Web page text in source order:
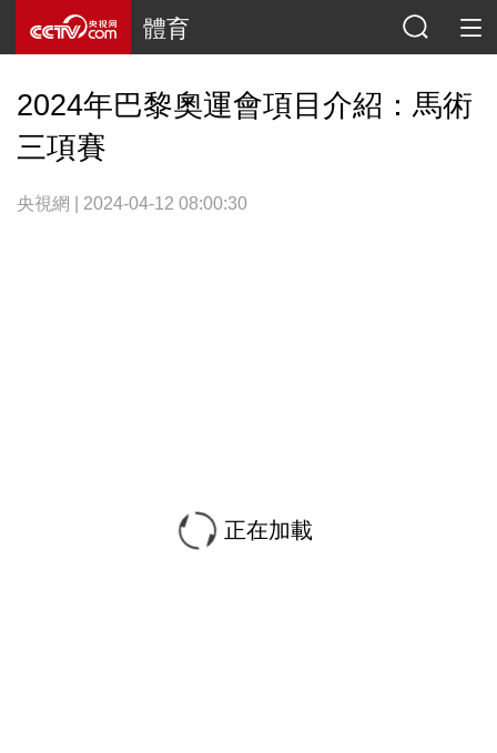
體育
2024年巴黎奧運會項目介紹：馬術
三項賽
央視網 | 2024-04-12 08:00:30
正在加載